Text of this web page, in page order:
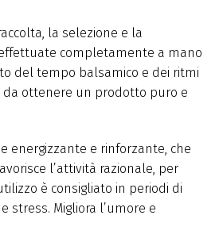
la selezione e la
completamente a mano
del tempo balsamico e dei ritmi
ottenere un prodotto puro e
energizzante e rinforzante, che
l’attività razionale, per
è consigliato in periodi di
stress. Migliora l’umore e